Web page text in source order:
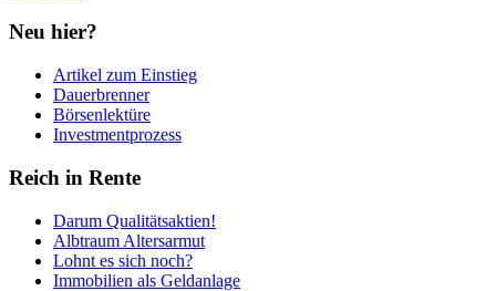
Neu hier?
Artikel zum Einstieg
Dauerbrenner
Börsenlektüre
Investmentprozess
Reich in Rente
Darum Qualitätsaktien!
Albtraum Altersarmut
Lohnt es sich noch?
Immobilien als Geldanlage